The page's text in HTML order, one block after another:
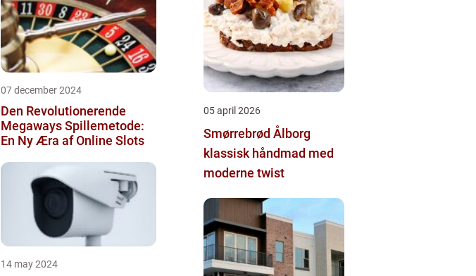
07 december 2024
Den Revolutionerende
Megaways Spillemetode:
En Ny Æra af Online Slots
14 may 2024
05 april 2026
Smørrebrød Ålborg
klassisk håndmad med
moderne twist